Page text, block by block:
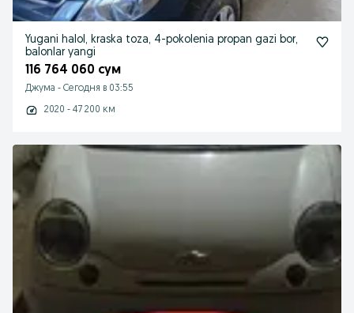
Yugani halol, kraska toza, 4-pokolenia propan gazi bor,
balonlar yangi
116 764 060 сум
Джума - Сегодня в 03:55
2020 - 47 200 км